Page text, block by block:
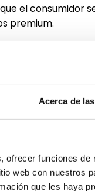
Acerca de
ofrecer funciones de
web con nuestros
que les haya
el consumidor
premium.
que también
de
tu
cuidar y que